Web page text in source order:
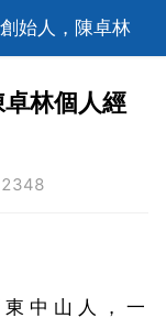
始人，陳卓林
林個人經
中 山 人 ， 一